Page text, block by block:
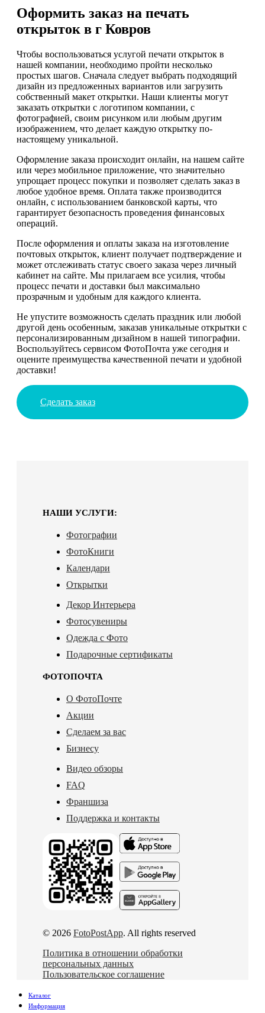
Оформить заказ на печать
открыток в г Ковров
Чтобы воспользоваться услугой печати открыток в
нашей компании, необходимо пройти несколько
простых шагов. Сначала следует выбрать подходящий
дизайн из предложенных вариантов или загрузить
собственный макет открытки. Наши клиенты могут
заказать открытки с логотипом компании, с
фотографией, своим рисунком или любым другим
изображением, что делает каждую открытку по-
настоящему уникальной.
Оформление заказа происходит онлайн, на нашем сайте
или через мобильное приложение, что значительно
упрощает процесс покупки и позволяет сделать заказ в
любое удобное время. Оплата также производится
онлайн, с использованием банковской карты, что
гарантирует безопасность проведения финансовых
операций.
После оформления и оплаты заказа на изготовление
почтовых открыток, клиент получает подтверждение и
может отслеживать статус своего заказа через личный
кабинет на сайте. Мы прилагаем все усилия, чтобы
процесс печати и доставки был максимально
прозрачным и удобным для каждого клиента.
Не упустите возможность сделать праздник или любой
другой день особенным, заказав уникальные открытки с
персонализированным дизайном в нашей типографии.
Воспользуйтесь сервисом ФотоПочта уже сегодня и
оцените преимущества качественной печати и удобной
доставки!
Сделать заказ
НАШИ УСЛУГИ:
Фотографии
ФотоКниги
Календари
Открытки
Декор Интерьера
Фотосувениры
Одежда с Фото
Подарочные сертификаты
ФОТОПОЧТА
О ФотоПочте
Акции
Сделаем за вас
Бизнесу
Видео обзоры
FAQ
Франшиза
Поддержка и контакты
© 2026 FotoPostApp. All rights reserved
Политика в отношении обработки
персональных данных
Пользовательское соглашение
Каталог
Информация